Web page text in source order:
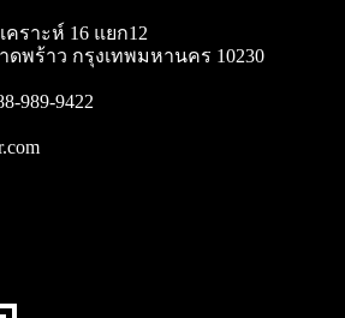
ราะห์ 16 แยก12
ดพร้าว กรุงเทพมหานคร 10230
989-9422